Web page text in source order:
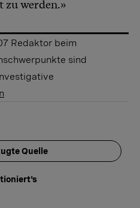
zu werden.»
Redaktor beim
sind
Quelle